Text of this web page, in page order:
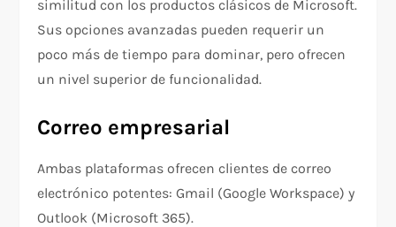
similitud con los productos clásicos de Microsoft.
Sus opciones avanzadas pueden requerir un
poco más de tiempo para dominar, pero ofrecen
un nivel superior de funcionalidad.
Correo empresarial
Ambas plataformas ofrecen clientes de correo
electrónico potentes: Gmail (Google Workspace) y
Outlook (Microsoft 365).